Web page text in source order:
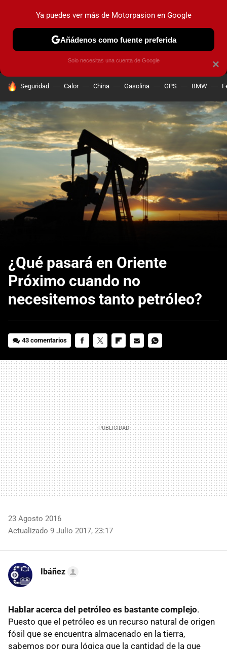
MENÚ NUEVO
COCHES ELÉCTRICOS OBSERVATORIO
HOY SE HABLA DE
Seguridad Calor China Gasolina GPS BMW
¿Qué pasará en Oriente
Próximo cuando no
necesitemos tanto petróleo?
43 comentarios
MAIL
23 Agosto 2016
Actualizado 9 Julio 2017, 23:17
Ibáñez
Hablar acerca del petróleo es bastante complejo.
Puesto que el petróleo es un recurso natural de origen
fósil que se encuentra almacenado en la tierra,
sabemos por pura lógica que la cantidad de la que
×
Ya puedes ver más de Motorpasion en Google
Añádenos como fuente preferida
Solo necesitas una cuenta de Google